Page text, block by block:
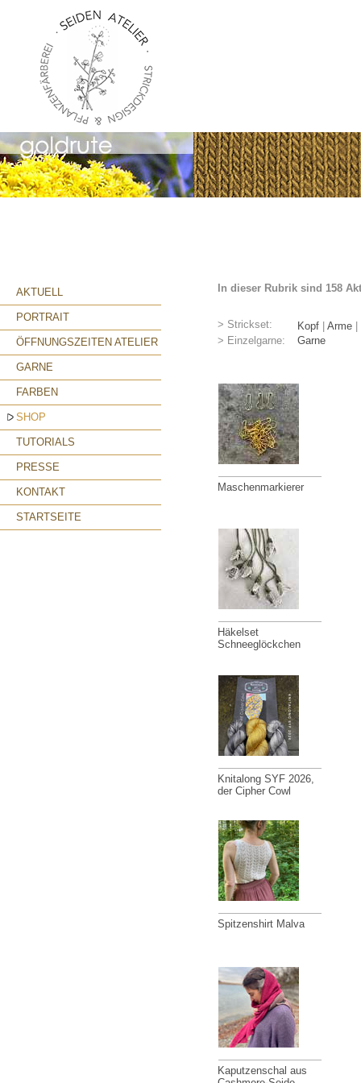
AKTUELL
PORTRAIT
ÖFFNUNGSZEITEN ATELIER
GARNE
FARBEN
SHOP
TUTORIALS
PRESSE
KONTAKT
STARTSEITE
In dieser Rubrik sind 158
> Strickset: Kopf Arme
> Einzelgarne:
Garne
Maschenmarkierer
Häkelset
Schneeglöckchen
Knitalong SYF 2026,
der Cipher Cowl
Spitzenshirt Malva
Kaputzenschal aus